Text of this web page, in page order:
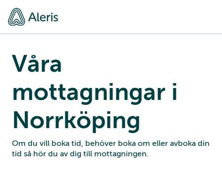
Våra
mottagningar i
Norrköping
Om du vill boka tid, behöver boka om eller avboka din
tid så hör du av dig till mottagningen.